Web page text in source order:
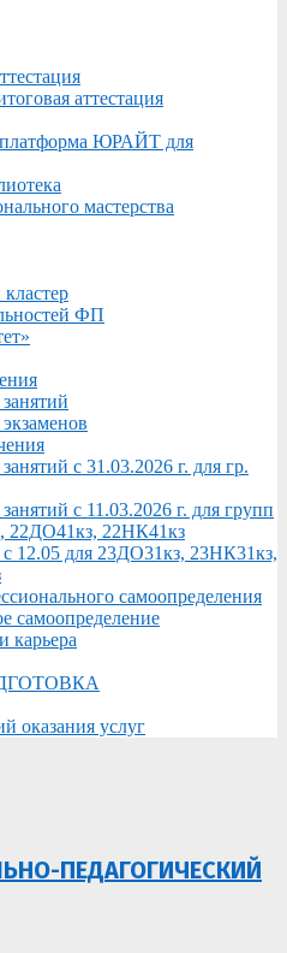
аттестация
платформа ЮРАЙТ для
мастерства
ФП
с 31.03.2026 г. для гр.
с 11.03.2026 г. для групп
22ДО41кз, 22НК41кз
с 12.05 для 23ДО31кз, 23НК31кз,
самоопределения
самоопределение
карьера
оказания услуг
ПЕДАГОГИЧЕСКИЙ